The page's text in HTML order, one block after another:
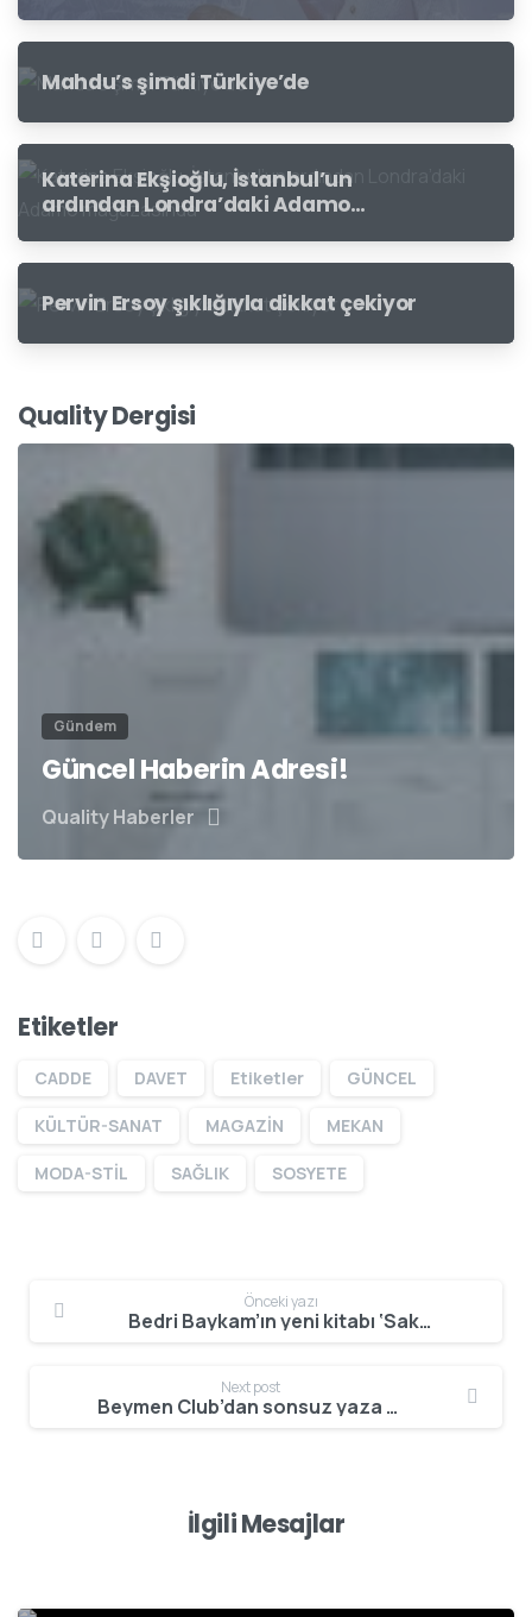
Mahdu’s şimdi Türkiye’de
Katerina Ekşioğlu, İstanbul’un
ardından Londra’daki Adamo
Pervin Ersoy şıklığıyla dikkat çekiyor
Quality Dergisi
Gündem
Güncel Haberin Adresi!
Quality Haberler
Etiketler
CADDE DAVET Etiketler GÜNCEL
KÜLTÜR-SANAT MAGAZİN MEKAN
MODA-STİL SAĞLIK SOSYETE
Önceki yazı
Bedri Baykam’ın yeni kitabı ‘Sakıncalı’ okuyucularla buluşuyor
Next post
Beymen Club’dan sonsuz yaza davet
İlgili Mesajlar